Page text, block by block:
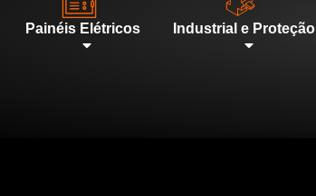
Painéis Elétricos Industrial e Proteção